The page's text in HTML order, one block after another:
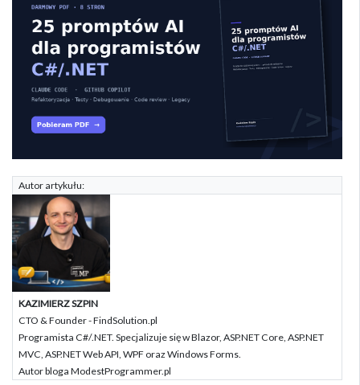
Autor artykułu:
KAZIMIERZ SZPIN
CTO & Founder - FindSolution.pl
Programista C#/.NET. Specjalizuje się w Blazor, ASP.NET Core, ASP.NET
MVC, ASP.NET Web API, WPF oraz Windows Forms.
Autor bloga ModestProgrammer.pl